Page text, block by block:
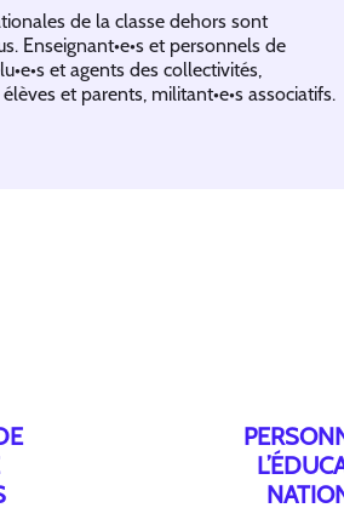
de la classe dehors sont
Enseignant•e•s et personnels de
et agents des collectivités,
et parents, militant•e•s associatifs.